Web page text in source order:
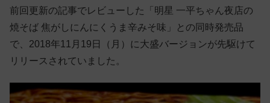
前回更新の記事でレビューした「明星 一平ちゃん夜店の
焼そば 焦がしにんにくうま辛みそ味」との同時発売品
で、2018年11月19日（月）に大盛バージョンが先駆けて
リリースされていました。